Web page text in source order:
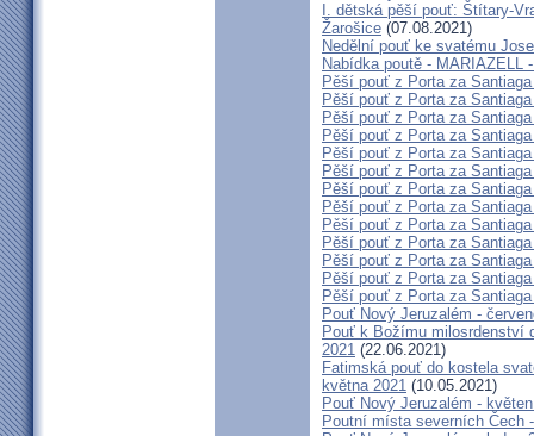
I. dětská pěší pouť: Štítary-
Žarošice (07.08.2021)
Nedělní pouť ke svatému
Nabídka poutě - MARIAZELL
Pěší pouť z Porta za
Pěší pouť z Porta za
Pěší pouť z Porta za
Pěší pouť z Porta za
Pěší pouť z Porta za
Pěší pouť z Porta za
Pěší pouť z Porta za
Pěší pouť z Porta za
Pěší pouť z Porta za
Pěší pouť z Porta za
Pěší pouť z Porta za
Pěší pouť z Porta za
Pěší pouť z Porta za
Pouť Nový Jeruzalém -
Pouť k Božímu milosrdenství
2021 (22.06.2021)
Fatimská pouť do kostela
května 2021 (10.05.2021)
Pouť Nový Jeruzalém -
Poutní místa severních Čech